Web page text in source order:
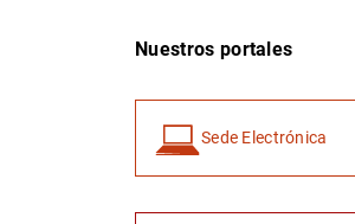
Nuestros portales
Sede Electrónica